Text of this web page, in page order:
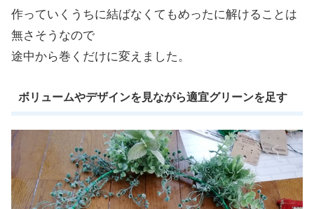
作っていくうちに結ばなくてもめったに解けることは
無さそうなので
途中から巻くだけに変えました。
ボリュームやデザインを見ながら適宜グリーンを足す